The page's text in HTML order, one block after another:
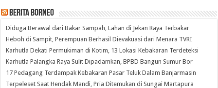
Berita Borneo
Diduga Berawal dari Bakar Sampah, Lahan di Jekan Raya Terbakar
Heboh di Sampit, Perempuan Berhasil Dievakuasi dari Menara TVRI
Karhutla Dekati Permukiman di Kotim, 13 Lokasi Kebakaran Terdeteksi
Karhutla Palangka Raya Sulit Dipadamkan, BPBD Bangun Sumur Bor
17 Pedagang Terdampak Kebakaran Pasar Teluk Dalam Banjarmasin
Terpeleset Saat Hendak Mandi, Pria Ditemukan di Sungai Martapura